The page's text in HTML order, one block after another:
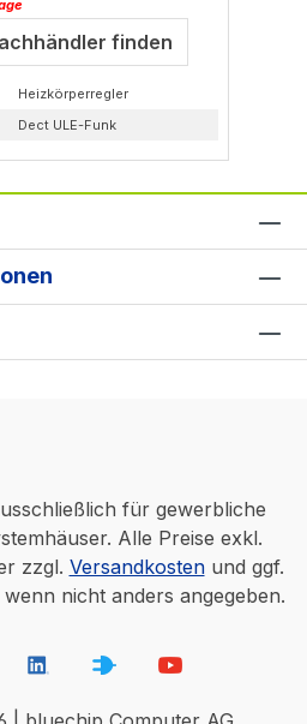
finden
Heizkörperregler
Dect ULE-Funk
für gewerbliche
Alle Preise exkl.
zzgl. Versandkostenund ggf.
nicht anders angegeben.